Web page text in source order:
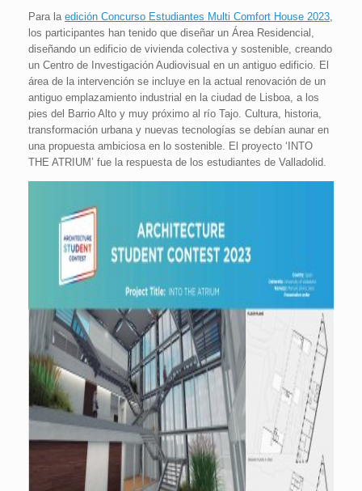
Para la edición Concurso Estudiantes Multi Comfort House 2023
los participantes han tenido que diseñar un Área Residencial,
diseñando un edificio de vivienda colectiva y sostenible, creando
un Centro de Investigación Audiovisual en un antiguo edificio. El
área de la intervención se incluye en la actual renovación de un
antiguo emplazamiento industrial en la ciudad de Lisboa, a los
pies del Barrio Alto y muy próximo al río Tajo. Cultura, historia,
transformación urbana y nuevas tecnologías se debían aunar en
una propuesta ambiciosa en lo sostenible. El proyecto ‘INTO
THE ATRIUM’ fue la respuesta de los estudiantes de Valladolid.